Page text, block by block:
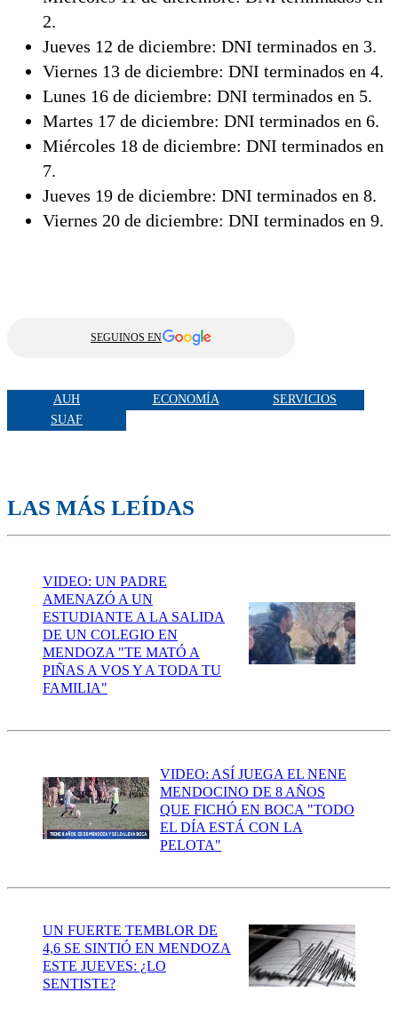
2.
Jueves 12 de diciembre: DNI terminados en 3.
Viernes 13 de diciembre: DNI terminados en 4.
Lunes 16 de diciembre: DNI terminados en 5.
Martes 17 de diciembre: DNI terminados en 6.
Miércoles 18 de diciembre: DNI terminados en
7.
Jueves 19 de diciembre: DNI terminados en 8.
Viernes 20 de diciembre: DNI terminados en 9.
SEGUINOS EN
AUH ECONOMÍA
SERVICIOS
SUAF
LAS MÁS LEÍDAS
VIDEO: UN PADRE
AMENAZÓ A UN
ESTUDIANTE A LA SALIDA
DE UN COLEGIO EN
MENDOZA "TE MATÓ A
PIÑAS A VOS Y A TODA TU
FAMILIA"
VIDEO: ASÍ JUEGA EL NENE
MENDOCINO DE 8 AÑOS
QUE FICHÓ EN BOCA "TODO
EL DÍA ESTÁ CON LA
PELOTA"
UN FUERTE TEMBLOR DE
4,6 SE SINTIÓ EN MENDOZA
ESTE JUEVES: ¿LO
SENTISTE?